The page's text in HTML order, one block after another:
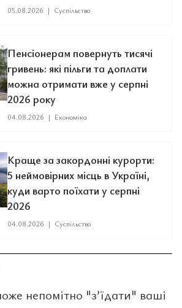
05.08.2026 | Суспільство
Пенсіонерам повернуть тисячі
гривень: які пільги та доплати
можна отримати вже у серпні
2026 року
04.08.2026 | Економіка
Краще за закордонні курорти:
5 неймовірних місць в Україні,
куди варто поїхати у серпні
2026
04.08.2026 | Суспільство
непомітно "з’їдати" ваші